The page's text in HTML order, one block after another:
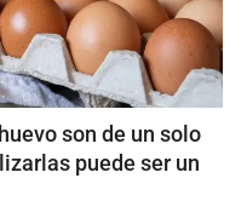
son de un solo
puede ser un